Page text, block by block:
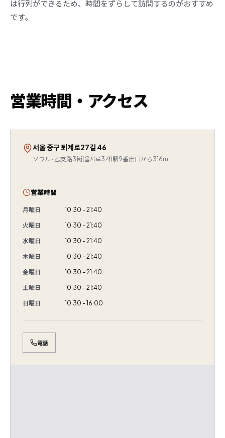
は行列ができるため、時間をずらして訪問するのがおすすめ
です。
営業時間・アクセス
서울 중구 퇴계로27길 46
ソウル · 乙支路3街(을지로3가)駅9番出口から316m
営業時間
月曜日 10:30 - 21:40
火曜日 10:30 - 21:40
水曜日 10:30 - 21:40
木曜日 10:30 - 21:40
金曜日 10:30 - 21:40
土曜日 10:30 - 21:40
日曜日 10:30 - 16:00
電話